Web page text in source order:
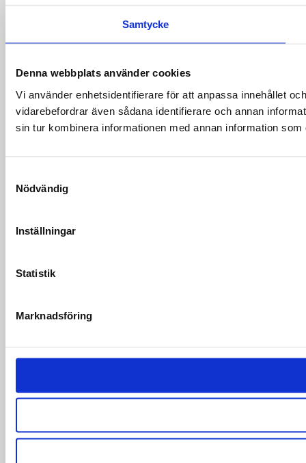
Samtycke
Denna webbplats använder cookies
Vi använder enhetsidentifierare för att anpassa innehållet
vidarebefordrar även sådana identifierare och annan
sin tur kombinera informationen med annan information
Nödvändig
Inställningar
Statistik
Marknadsföring